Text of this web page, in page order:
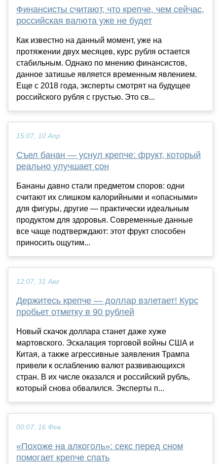
Финансисты считают, что крепче, чем сейчас,
российская валюта уже не будет
Как известно на данный момент, уже на
протяжении двух месяцев, курс рубля остается
стабильным. Однако по мнению финансистов,
данное затишье является временным явлением.
Еще с 2018 года, эксперты смотрят на будущее
российского рубля с грустью. Это св...
15:07, 10 Апр
Съел банан — уснул крепче: фрукт, который
реально улучшает сон
Бананы давно стали предметом споров: одни
считают их слишком калорийными и «опасными»
для фигуры, другие — практически идеальным
продуктом для здоровья. Современные данные
все чаще подтверждают: этот фрукт способен
приносить ощутим...
12:07, 31 Авг
Держитесь крепче — доллар взлетает! Курс
пробьет отметку в 90 рублей
Новый скачок доллара станет даже хуже
мартовского. Эскалация торговой войны США и
Китая, а также агрессивные заявления Трампа
привели к ослаблению валют развивающихся
стран. В их числе оказался и российский рубль,
который снова обвалился. Эксперты п...
00:07, 16 Фев
«Похоже на алкоголь»: секс перед сном
помогает крепче спать